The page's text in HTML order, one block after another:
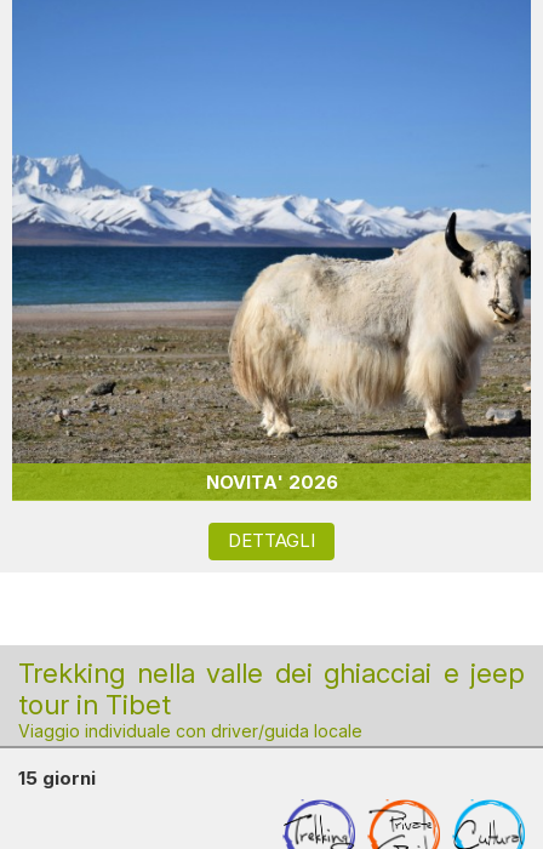
NOVITA' 2026
DETTAGLI
Trekking nella valle dei ghiacciai e jeep
tour in Tibet
Viaggio individuale con driver/guida locale
15 giorni